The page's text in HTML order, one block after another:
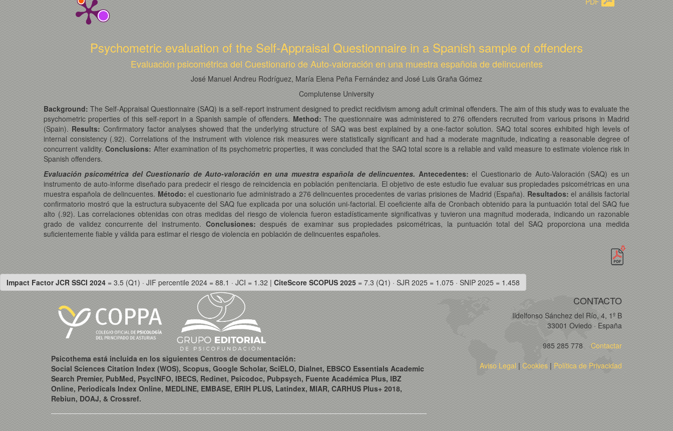
Psychometric evaluation of the Self-Appraisal Questionnaire in a Spanish sample of offenders
Evaluación psicométrica del Cuestionario de Auto-valoración en una muestra española de delincuentes
José Manuel Andreu Rodríguez, María Elena Peña Fernández and José Luis Graña Gómez
Complutense University
Background: The Self-Appraisal Questionnaire (SAQ) is a self-report instrument designed to predict recidivism among adult criminal offenders. The aim of this study was to evaluate the
psychometric properties of this self-report in a Spanish sample of offenders. Method: The questionnaire was administered to 276 offenders recruited from various prisons in Madrid
(Spain). Results: Confirmatory factor analyses showed that the underlying structure of SAQ was best explained by a one-factor solution. SAQ total scores exhibited high levels of
internal consistency (.92). Correlations of the instrument with violence risk measures were statistically significant and had a moderate magnitude, indicating a reasonable degree of
concurrent validity.Conclusions: After examination of its psychometric properties, it was concluded that the SAQ total score is a reliable and valid measure to estimate violence risk in
Spanish offenders.
Evaluación psicométrica del Cuestionario de Auto-valoración en una muestra española de delincuentes. Antecedentes: el Cuestionario de Auto-Valoración (SAQ) es un
instrumento de auto-informe diseñado para predecir el riesgo de reincidencia en población penitenciaria. El objetivo de este estudio fue evaluar sus propiedades psicométricas en una
muestra española de delincuentes. Método: el cuestionario fue administrado a 276 delincuentes procedentes de varias prisiones de Madrid (España). Resultados: el análisis factorial
confirmatorio mostró que la estructura subyacente del SAQ fue explicada por una solución uni-factorial. El coeficiente alfa de Cronbach obtenido para la puntuación total del SAQ fue
alto (.92). Las correlaciones obtenidas con otras medidas del riesgo de violencia fueron estadísticamente significativas y tuvieron una magnitud moderada, indicando un razonable
grado de validez concurrente del instrumento. Conclusiones: después de examinar sus propiedades psicométricas, la puntuación total del SAQ proporciona una medida
suficientemente fiable y válida para estimar el riesgo de violencia en población de delincuentes españoles.
Impact Factor JCR SSCI 2024 = 3.5 (Q1) · JIF percentile 2024 = 88.1 · JCI = 1.32 | CiteScore SCOPUS 2025 = 7.3 (Q1) · SJR 2025 = 1.075 · SNIP 2025 = 1.458
Psicothema está incluida en los siguientes Centros de documentación:
Social Sciences Citation Index (WOS), Scopus, Google Scholar, SciELO, Dialnet, EBSCO Essentials Academic
Search Premier, PubMed, PsycINFO, IBECS, Redinet, Psicodoc, Pubpsych, Fuente Académica Plus, IBZ
Online, Periodicals Index Online, MEDLINE, EMBASE, ERIH PLUS, Latindex, MIAR, CARHUS Plus+ 2018,
Rebiun, DOAJ, & Crossref.
CONTACTO
Ildelfonso Sánchez del Río, 4, 1º B
33001 Oviedo · España
985 285 778 Contactar
Aviso Legal | Cookies | Política de Privacidad